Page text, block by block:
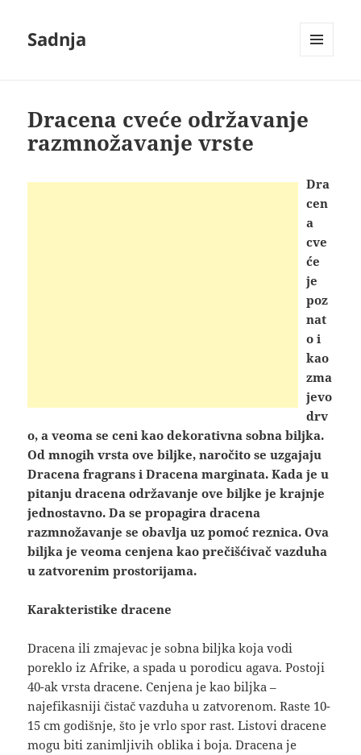
Sadnja
Dracena cveće održavanje
razmnožavanje vrste
Dra
cen
a
cve
će
je
poz
nat
o i
kao
zma
jevo
drv
o, a veoma se ceni kao dekorativna sobna biljka.
Od mnogih vrsta ove biljke, naročito se uzgajaju
Dracena fragrans i Dracena marginata. Kada je u
pitanju dracena održavanje ove biljke je krajnje
jednostavno. Da se propagira dracena
razmnožavanje se obavlja uz pomoć reznica. Ova
biljka je veoma cenjena kao prečišćivač vazduha
u zatvorenim prostorijama.
Karakteristike dracene
Dracena ili zmajevac je sobna biljka koja vodi
poreklo iz Afrike, a spada u porodicu agava. Postoji
40-ak vrsta dracene. Cenjena je kao biljka –
najefikasniji čistač vazduha u zatvorenom. Raste 10-
15 cm godišnje, što je vrlo spor rast. Listovi dracene
mogu biti zanimljivih oblika i boja. Dracena je